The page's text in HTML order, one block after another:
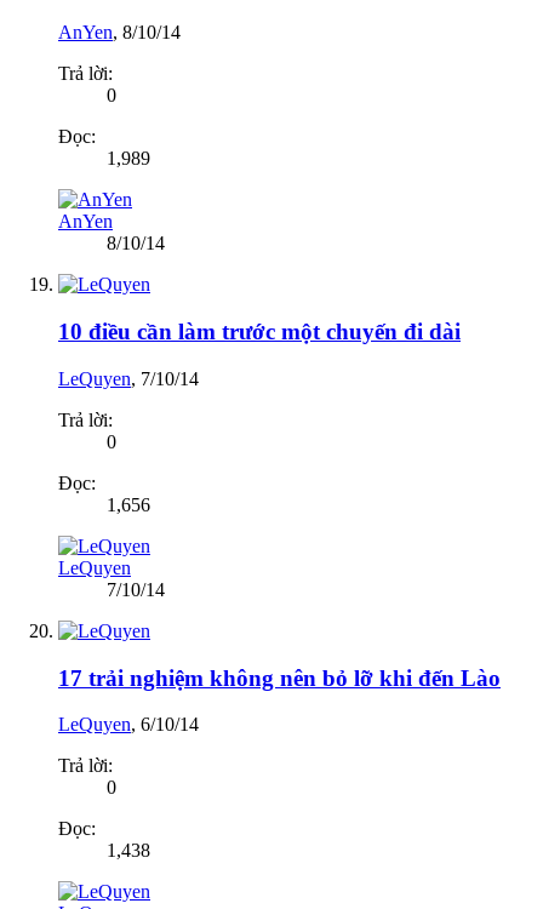
AnYen, 8/10/14
Trả lời:
0
Đọc:
1,989
AnYen
8/10/14
10 điều cần làm trước một chuyến đi dài
LeQuyen, 7/10/14
Trả lời:
0
Đọc:
1,656
LeQuyen
7/10/14
17 trải nghiệm không nên bỏ lỡ khi đến Lào
LeQuyen, 6/10/14
Trả lời:
0
Đọc:
1,438